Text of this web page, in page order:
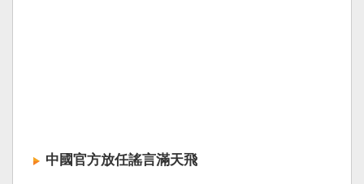
中國官方放任謠言滿天飛